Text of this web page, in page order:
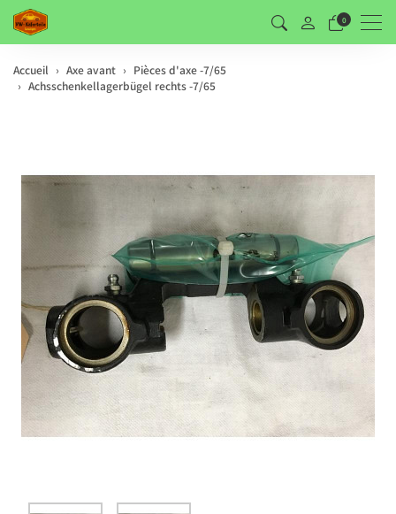
0
Accueil Axe avant
Pièces d'axe -7/65
Achsschenkellagerbügel rechts -7/65